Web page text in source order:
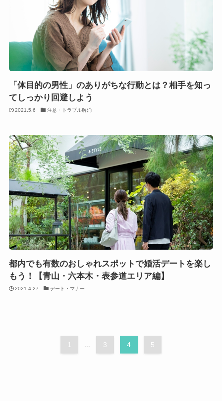
「体目的の男性」のありがちな行動とは？相手を知っ
てしっかり回避しよう
2021.5.6 注意・トラブル解消
都内でも有数のおしゃれスポットで婚活デートを楽し
もう！【青山・六本木・表参道エリア編】
2021.4.27 デート・マナー
1 ... 3 4 5